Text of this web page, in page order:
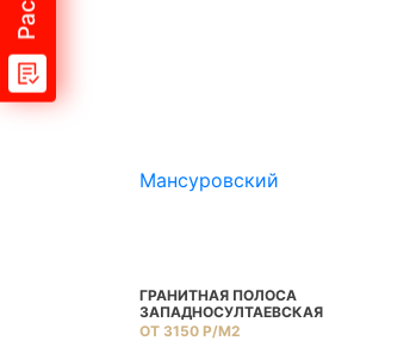
Мансуровский
ГРАНИТНАЯ ПОЛОСА
ЗАПАДНОСУЛТАЕВСКАЯ
ОТ 3150 Р/М2